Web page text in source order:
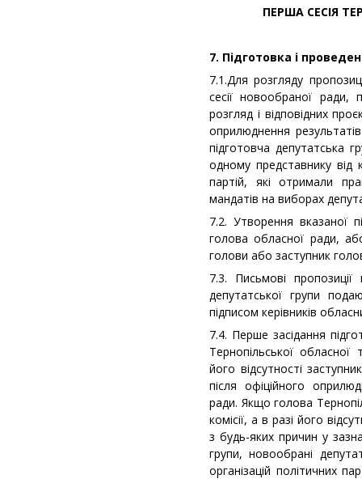
ПЕРША СЕСІЯ
7. Підготовка і
7.1.Для розгляду
сесії новообраної ради,
розгляд і відповідних
оприлюднення
підготовча депутатська
одному представнику від
партій, які отримали
мандатів на виборах
7.2. Утворення вказаної
голова обласної ради,
голови або заступник
7.3. Письмові
депутатської групи
підписом керівників
7.4. Перше засідання
Тернопільської обласної
його відсутності
після офіційного
ради. Якщо голова
комісії, а в разі його
з будь-яких причин у
групи, новообрані
організацій політичних